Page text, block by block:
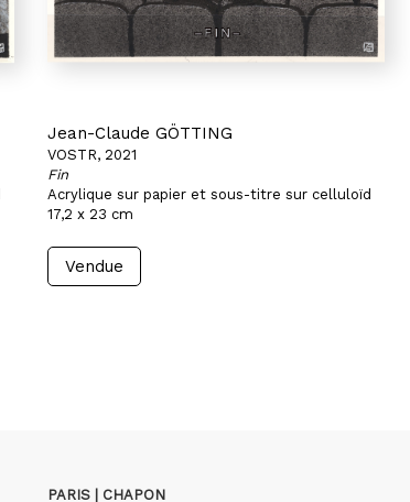
Jean-Claude GÖTTING
VOSTR, 2021
Fin
Acrylique sur papier et sous-titre sur celluloïd
17,2 x 23 cm
Vendue
PARIS | CHAPON